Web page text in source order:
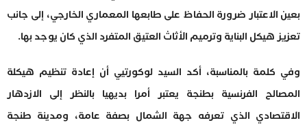
بعين الاعتبار ضرورة الحفاظ على طابعها المعماري الخارجي، إلى جانب
تعزيز هيكل البناية وترميم الأثاث العتيق المتفرد الذي كان يوجد بها.
وفي كلمة بالمناسبة، أكد السيد لوكورتيي أن إعادة تنظيم هيكلة
المصالح الفرنسية بطنجة يعتبر أمرا بديهيا بالنظر إلى الازدهار
الاقتصادي الذي تعرفه جهة الشمال بصفة عامة، ومدينة طنجة